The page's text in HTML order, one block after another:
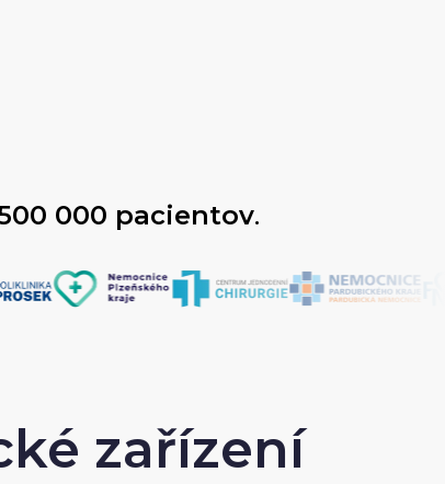
000 pacientov.
zařízení